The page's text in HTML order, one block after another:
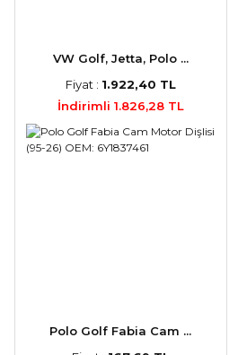
VW Golf, Jetta, Polo ...
Fiyat : 1.922,40 TL
İndirimli 1.826,28 TL
Polo Golf Fabia Cam ...